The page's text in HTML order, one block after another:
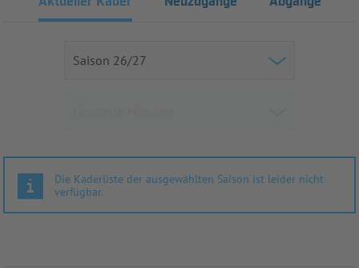
Die Kaderliste der ausgewählten Saison ist leider nicht
verfügbar.